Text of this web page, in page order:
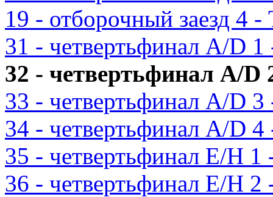
19 - отборочный заезд 4
31 - четвертьфинал A/D
32 - четвертьфинал A/D
33 - четвертьфинал A/D
34 - четвертьфинал A/D
35 - четвертьфинал E/H
36 - четвертьфинал E/H